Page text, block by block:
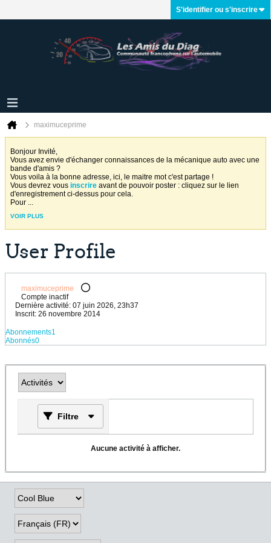
S'identifier ou s'inscrire
maximuceprime
Bonjour Invité,
Vous avez envie d'échanger connaissances de la mécanique auto avec une
bande d'amis ?
Vous voila à la bonne adresse, ici, le maitre mot c'est partage !
Vous devrez vous inscrire avant de pouvoir poster : cliquez sur le lien
d'enregistrement ci-dessus pour cela.
Pour ...
VOIR PLUS
User Profile
maximuceprime
Compte inactif
Dernière activité: 07 juin 2026, 23h37
Inscrit: 26 novembre 2014
Abonnements1
Abonnés0
Filtre
Aucune activité à afficher.